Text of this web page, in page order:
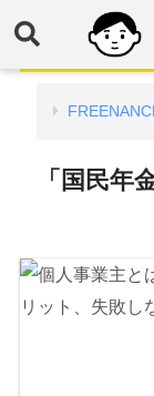
「国民年